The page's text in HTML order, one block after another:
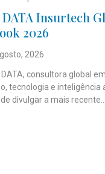
Insurtech
2026
2026
consultora global
tecnologia e inteligência
divulgar a mais recente...